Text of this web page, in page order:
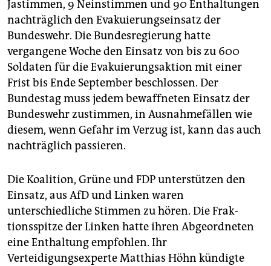
Jastimmen, 9 Neinstimmen und 90 Enthaltungen
nachträglich den Evakuierungseinsatz der
Bundeswehr. Die Bundesregierung hatte
vergangene Woche den Einsatz von bis zu 600
Soldaten für die Evakuierungsaktion mit einer
Frist bis Ende September beschlossen. Der
Bundestag muss jedem bewaffneten Einsatz der
Bundeswehr zustimmen, in Ausnahmefällen wie
diesem, wenn Gefahr im Verzug ist, kann das auch
nachträglich passieren.
Die Koalition, Grüne und FDP unterstützen den
Einsatz, aus AfD und Linken waren
unterschiedliche Stimmen zu hören. Die Frak­
tionsspitze der Linken hatte ihren Abgeordneten
eine Enthaltung empfohlen. Ihr
Verteidigungsexperte Matthias Höhn kündigte